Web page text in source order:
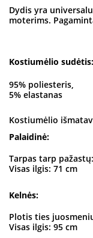
Dydis yra
moterims.
Kostiumėlio sudėtis:
95% poliesteris,
5% elastanas
Kostiumėlio
Palaidinė:
Tarpas tarp
Visas ilgis: 71 cm
Kelnės:
Plotis ties
Visas ilgis: 95 cm